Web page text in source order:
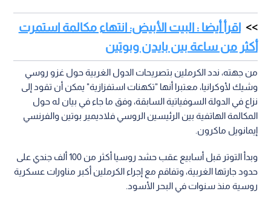
اقرأ أيضا : البيت الأبيض: انتهاء مكالمة استمرت
أكثر من ساعة بين بايدن وبوتين
من جهته، ندد الكرملين بتصريحات الدول الغربية حول غزو روسي
وشيك لأوكرانيا، معتبرا أنها "تكهنات استفزازية" يمكن أن تقود إلى
نزاع في الدولة السوفياتية السابقة، وفق ما جاء في بيان له حول
المكالمة الهاتفية بين الرئيسين الروسي فلاديمير بوتين والفرنسي
إيمانويل ماكرون.
وبدأ التوتر قبل أسابيع عقب حشد روسيا أكثر من 100 ألف جندي على
حدود جارتها الغربية، وتفاقم مع إجراء الكرملين أكبر مناورات عسكرية
روسية منذ سنوات في البحر الأسود.